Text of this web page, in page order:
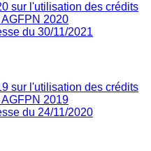
sur l'utilisation des crédits
2020
du 30/11/2021
sur l'utilisation des crédits
2019
du 24/11/2020